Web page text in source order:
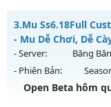
Kiểu reset: Non
Thể loại: Mu
Antihack: Xshiel
MU Hà Nội - Ổn Định
Mu mới ra tháng 08
14h ngày 15/08/2626
Exp: 100x - Drop:
Kiểu reset: Reset In
3.Mu Ss6.18Full
- Mu Dễ Chơi, Dễ
- Server: Băng
- Phiên Bản:
Open Beta hôm